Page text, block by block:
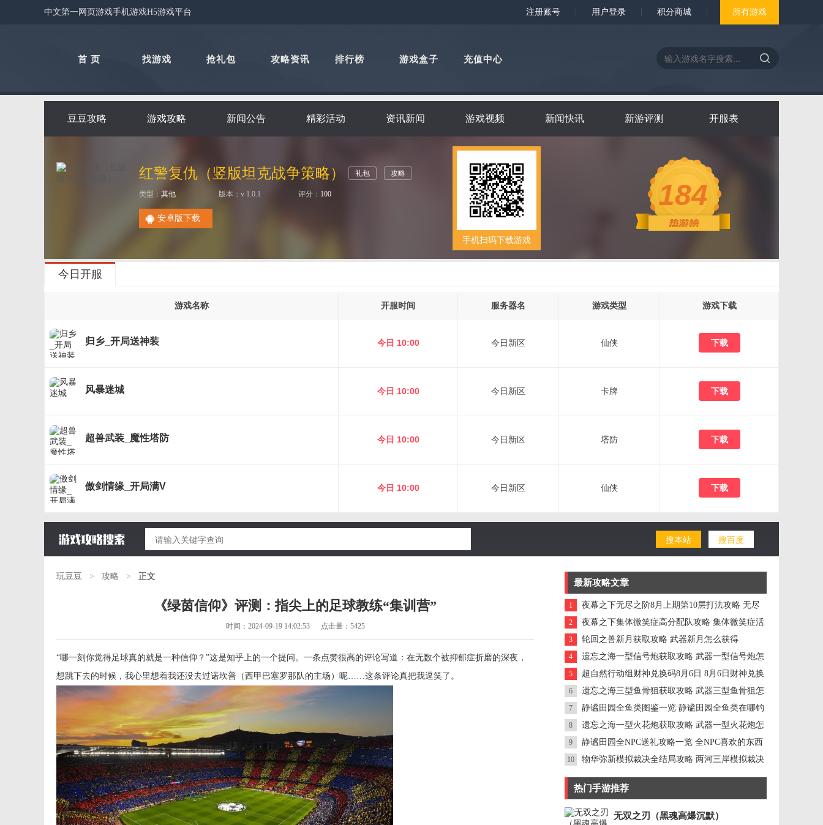
中文第一网页游戏手机游戏H5游戏平台 注册账号 用户登录 积分商城 所有游戏
首 页 找游戏 抢礼包 攻略资讯 排行榜 游戏盒子 充值中心
豆豆攻略 游戏攻略 新闻公告 精彩活动 资讯新闻 游戏视频 新闻快讯 新游评测 开服表
红警复仇（竖版坦克战争策略） 礼包 攻略
类型： 其他 版本：v 1.0.1 评分： 100
安卓版下载
手机扫码下载游戏
184
今日开服
游戏名称 开服时间 服务器名 游戏类型 游戏下载
归乡_开局送神装 今日 10:00 今日新区 仙侠 下载
风暴迷城 今日 10:00 今日新区 卡牌 下载
超兽武装_魔性塔防 今日 10:00 今日新区 塔防 下载
傲剑情缘_开局满V 今日 10:00 今日新区 仙侠 下载
搜百度
搜本站
玩豆豆 > 攻略 > 正文
《绿茵信仰》评测：指尖上的足球教练“集训营”
时间：2024-09-19 14:02:53 点击量：5425
“哪一刻你觉得足球真的就是一种信仰？”这是知乎上的一个提问。一条点赞很高的评论写道：在无数个被抑郁症折磨的深夜，
想跳下去的时候，我心里想着我还没去过诺坎普（西甲巴塞罗那队的主场）呢……这条评论真把我逗笑了。
最新攻略文章
1
夜幕之下无尽之阶8月上期第10层打法攻略 无尽
之阶8月上期第10层怎么打
2
夜幕之下集体微笑症高分配队攻略 集体微笑症活
动怎么打高分
3 轮回之兽新月获取攻略 武器新月怎么获得
4
遗忘之海一型信号炮获取攻略 武器一型信号炮怎
么获得
5
超自然行动组财神兑换码8月6日 8月6日财神兑换
口令是多少
6
遗忘之海三型鱼骨狙获取攻略 武器三型鱼骨狙怎
么获得
7 静谧田园全鱼类图鉴一览 静谧田园全鱼类在哪钓
8
遗忘之海一型火花炮获取攻略 武器一型火花炮怎
么获得
9
静谧田园全NPC送礼攻略一览 全NPC喜欢的东西
都是什么
10
物华弥新模拟裁决全结局攻略 两河三岸模拟裁决
怎么玩
热门手游推荐
无双之刃（黑魂高爆沉默）